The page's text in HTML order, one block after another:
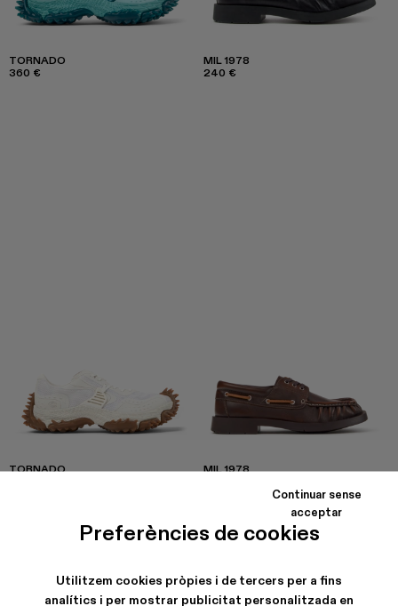
Preferències de cookies
Utilitzem cookies pròpies i de tercers per a fins
analítics i per mostrar publicitat personalitzada en
Continuar sense
acceptar
TORNADO
360 €
MIL 1978
240 €
TORNADO
MIL 1978